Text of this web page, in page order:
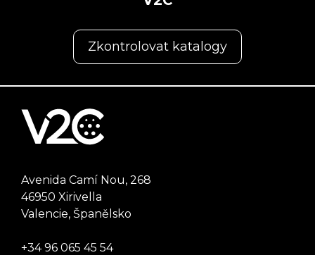
Zkontrolovat katalogy
Avenida Camí Nou, 268
46950 Xirivella
Valencie, Španělsko
+34 96 065 45 54